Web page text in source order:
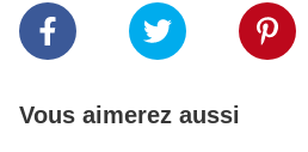
Vous aimerez aussi